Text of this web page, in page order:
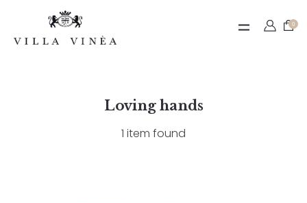
0
Contact
Loving hands
1 item found